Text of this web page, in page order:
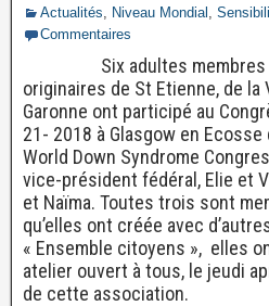
Actualités, Niveau Mondial ,
Commentaires
Six adultes membres de
originaires de St Etienne, de la
Garonne ont participé au
21- 2018 à Glasgow en
World Down Syndrome
vice-président fédéral, Elie et
et Naïma. Toutes trois sont
qu’elles ont créée avec
« Ensemble citoyens », elles
atelier ouvert à tous, le jeudi
de cette association.